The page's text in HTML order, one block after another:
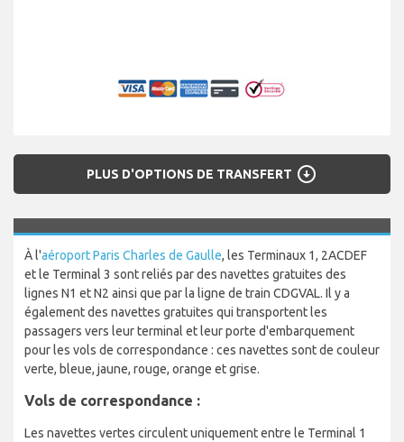
PLUS D'OPTIONS DE TRANSFERT arrow_circle_down
À l'aéroport Paris Charles de Gaulle, les Terminaux 1, 2ACDEF
et le Terminal 3 sont reliés par des navettes gratuites des
lignes N1 et N2 ainsi que par la ligne de train CDGVAL. Il y a
également des navettes gratuites qui transportent les
passagers vers leur terminal et leur porte d'embarquement
pour les vols de correspondance : ces navettes sont de couleur
verte, bleue, jaune, rouge, orange et grise.
Vols de correspondance :
Les navettes vertes circulent uniquement entre le Terminal 1